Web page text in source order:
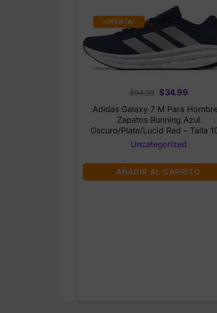
¡OFERTA!
$94.39
Original
price
was:
$94.39.
$34.99Current
price
is:
$34.99.
Adidas Galaxy 7 M Para
Zapatos Running Azul
Oscuro/Plata/Lucid Red – Talla
Uncategorized
AÑADIR AL CARRITO